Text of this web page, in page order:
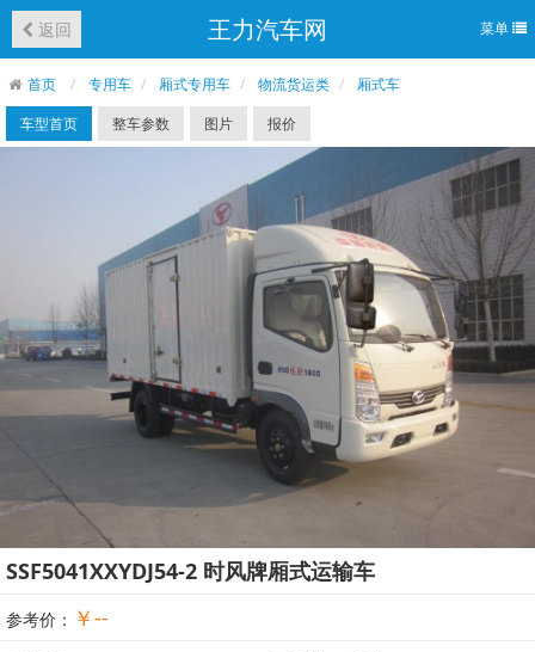
返回 王力汽车网 菜单
首页 专用车 厢式专用车 物流货运类
厢式车
车型首页
整车参数 图片 报价
SSF5041XXYDJ54-2 时风牌厢式运输车
参考价： ￥--